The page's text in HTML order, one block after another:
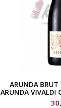
ARUNDA BRUT
ARUNDA VIVALDI